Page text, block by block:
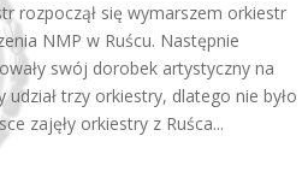
rozpoczął się wymarszem orkiestr
NMP w Ruścu. Następnie
swój dorobek artystyczny na
udział trzy orkiestry, dlatego nie było
zajęły orkiestry z Ruśca...